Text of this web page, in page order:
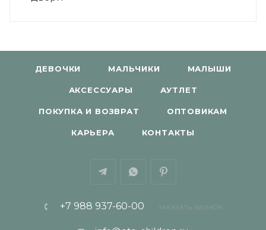
ДЕВОЧКИ МАЛЬЧИКИ МАЛЫШИ
АКСЕССУАРЫ АУТЛЕТ
ПОКУПКА И ВОЗВРАТ ОПТОВИКАМ
КАРЬЕРА КОНТАКТЫ
+7 988 937-60-00 ЗАКАЗАТЬ ЗВОНОК